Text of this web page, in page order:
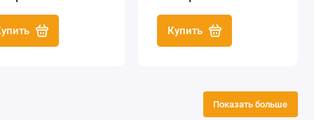
Купить
Показать больше